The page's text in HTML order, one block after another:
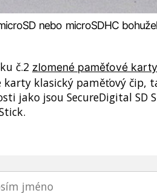
nebo microSDHC bohužel
č.2 zlomené paměťové
klasický paměťový čip,
jako jsou SecureDigital SD